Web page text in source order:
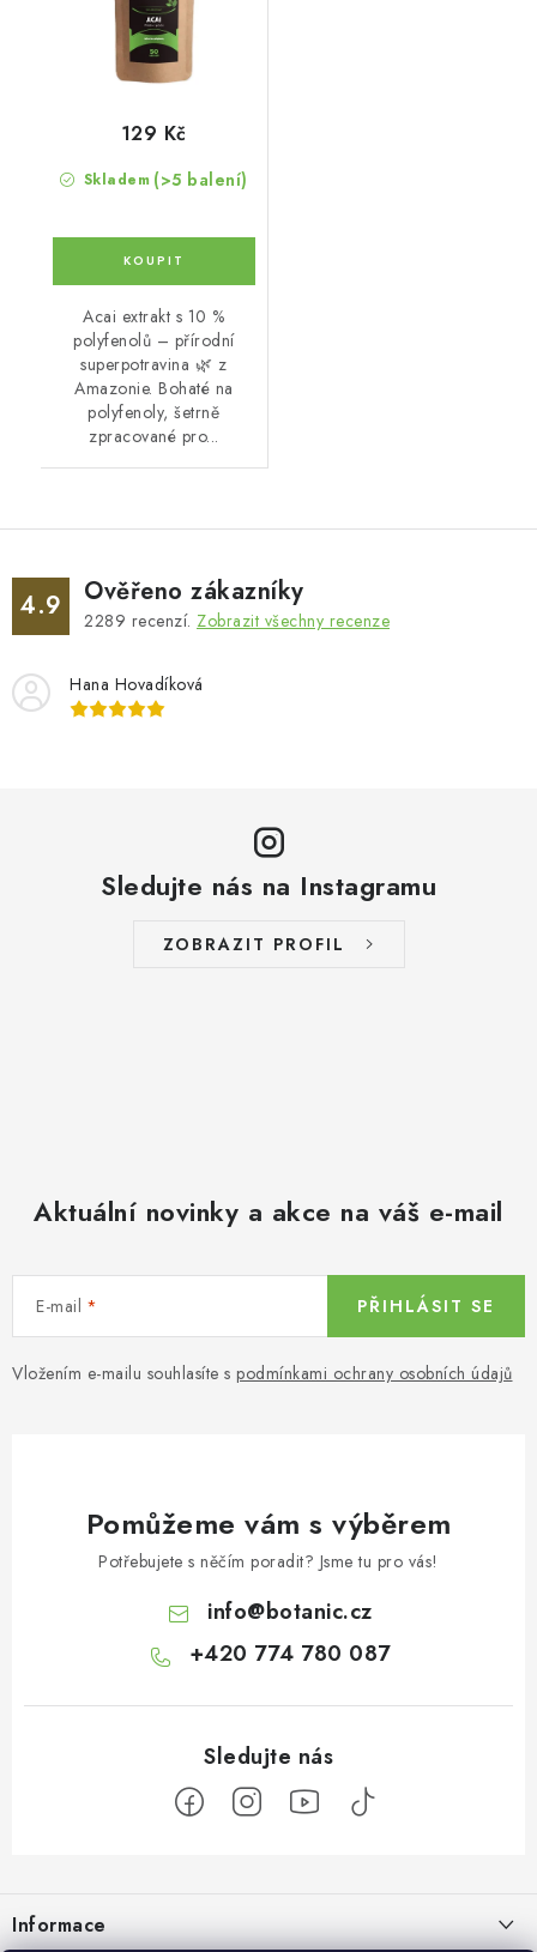
Skladem (>5 balení)
129 Kč
Acai extrakt s 10 %
polyfenolů – přírodní
superpotravina 🌿 z
Amazonie. Bohaté na
polyfenoly, šetrně
zpracované pro...
4.9 Ověřeno zákazníky
2289 recenzí. Zobrazit všechny recenze
Hana Hovadíková
Sledujte nás na Instagramu
ZOBRAZIT PROFIL
Aktuální novinky a akce na váš e-mail
E-mail
Vložením e-mailu souhlasíte s podmínkami ochrany osobních údajů
PŘIHLÁSIT SE
Pomůžeme vám s výběrem
Potřebujete s něčím poradit? Jsme tu pro vás!
info@botanic.cz
+420 774 780 087
pInformace